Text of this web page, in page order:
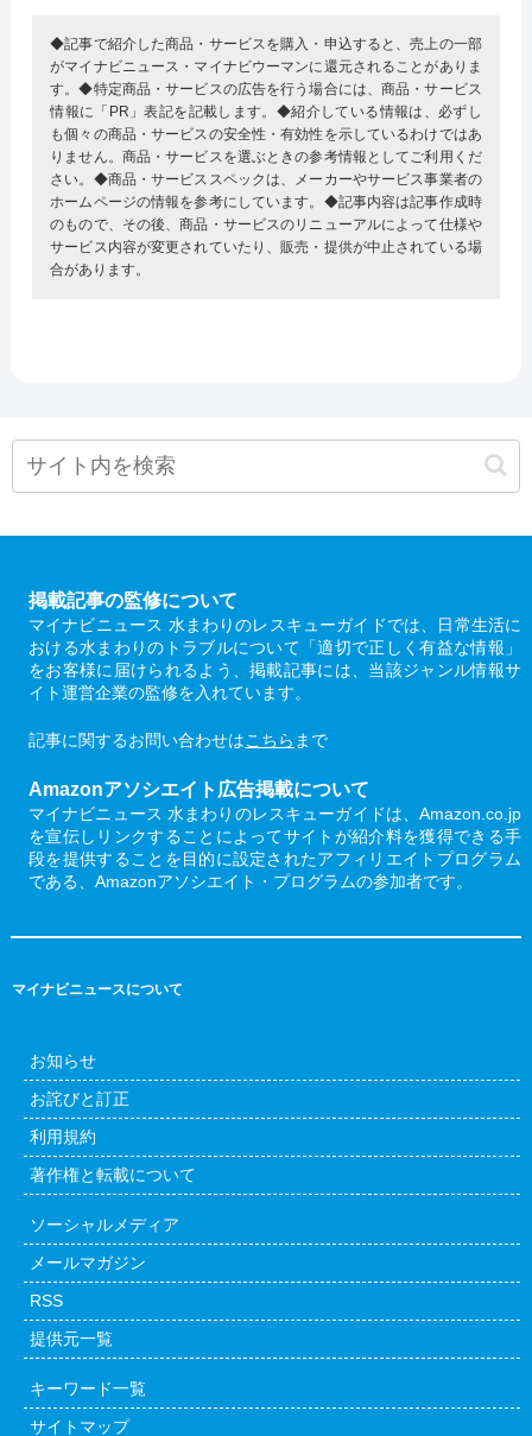
◆記事で紹介した商品・サービスを購入・申込すると、売上の一部
がマイナビニュース・マイナビウーマンに還元されることがありま
す。◆特定商品・サービスの広告を行う場合には、商品・サービス
情報に「PR」表記を記載します。◆紹介している情報は、必ずし
も個々の商品・サービスの安全性・有効性を示しているわけではあ
りません。商品・サービスを選ぶときの参考情報としてご利用くだ
さい。◆商品・サービススペックは、メーカーやサービス事業者の
ホームページの情報を参考にしています。◆記事内容は記事作成時
のもので、その後、商品・サービスのリニューアルによって仕様や
サービス内容が変更されていたり、販売・提供が中止されている場
合があります。
掲載記事の監修について
マイナビニュース 水まわりのレスキューガイドでは、日常生活に
おける水まわりのトラブルについて「適切で正しく有益な情報」
をお客様に届けられるよう、掲載記事には、当該ジャンル情報サ
イト運営企業の監修を入れています。
記事に関するお問い合わせはこちら まで
Amazonアソシエイト広告掲載について
マイナビニュース 水まわりのレスキューガイドは、Amazon.co.jp
を宣伝しリンクすることによってサイトが紹介料を獲得できる手
段を提供することを目的に設定されたアフィリエイトプログラム
である、Amazonアソシエイト・プログラムの参加者です。
マイナビニュースについて
お知らせ
お詫びと訂正
利用規約
著作権と転載について
ソーシャルメディア
メールマガジン
RSS
提供元一覧
キーワード一覧
サイトマップ